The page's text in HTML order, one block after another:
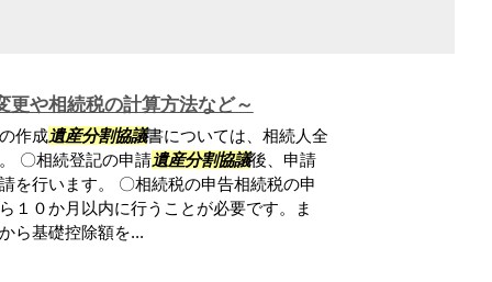
更や相続税の計算方法など～
作成遺産分割協議書については、相続人全
〇相続登記の申請遺産分割協議後、申請
を行います。 〇相続税の申告相続税の申
１０か月以内に行うことが必要です。ま
ら基礎控除額を...